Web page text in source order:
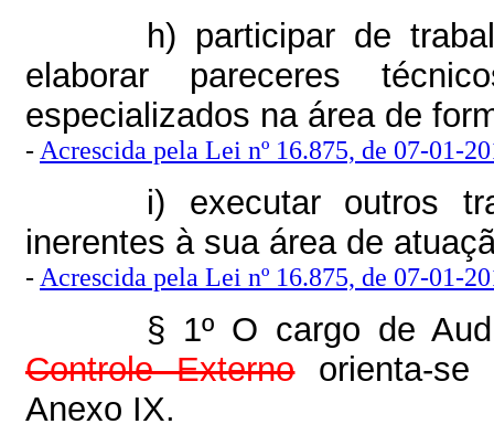
h) participar de
elaborar pareceres
especializados na área de
- Acrescida pela Lei nº 16.875, de 07-01-
i) executar outros
inerentes à sua área de
- Acrescida pela Lei nº 16.875, de 07-01-
§ 1º O cargo de
Controle Externoorienta-se
Anexo IX.